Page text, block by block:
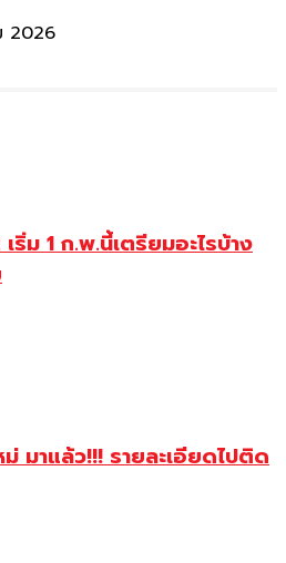
2026
ริ่ม 1 ก.พ.นี้เตรียมอะไรบ้าง
มาแล้ว!!! รายละเอียดไปติด